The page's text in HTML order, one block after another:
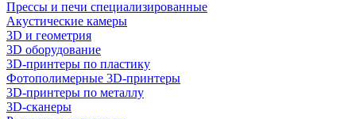
Прессы и печи специализированные
Акустические камеры
3D и геометрия
3D оборудование
3D-принтеры по пластику
Фотополимерные 3D-принтеры
3D-принтеры по металлу
3D-сканеры